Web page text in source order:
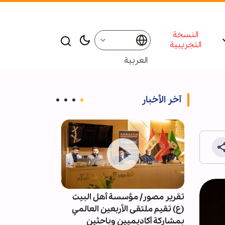
النسخة
التجريبية
العربية
آخر الأخبار
تقرير مصور/ مؤسسة أهل البيت
(ع) تقيم ملتقى الأربعين العالمي
بمشاركة أكاديميين وباحثين